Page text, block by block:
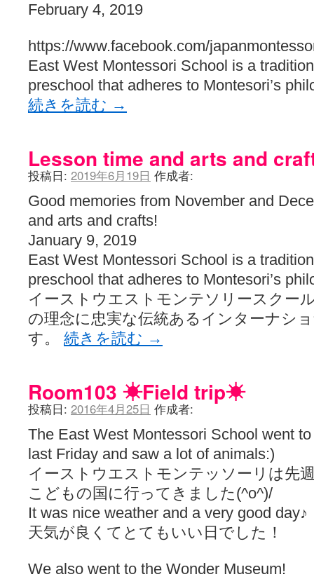
February 4, 2019
https://www.facebook.com/
East West Montessori School is a
preschool that adheres to Montesori’s
続きを読む →
Lesson time and arts and
投稿日: 2019年6月19日 作成者:
Good memories from November and
and arts and crafts!
January 9, 2019
East West Montessori School is a
preschool that adheres to Montesori’s
イーストウエストモンテソリースクー
の理念に忠実な伝統あるインターナシ
す。 続きを読む →
Room103 ☀︎Field trip☀︎
投稿日: 2016年4月25日 作成者:
The East West Montessori School went
last Friday and saw a lot of animals:)
イーストウエストモンテッソーリは先
こどもの国に行ってきました(^o^)/
It was nice weather and a very good day♪
天気が良くてとてもいい日でした！
We also went to the Wonder Museum!